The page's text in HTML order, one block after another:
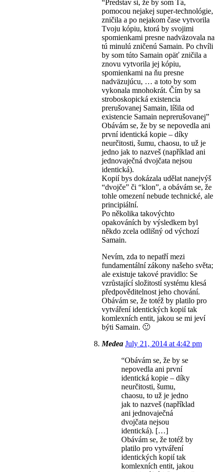
“Predstav si, že by som Ťa,
pomocou nejakej super-technológie,
zničila a po nejakom čase vytvorila
Tvoju kópiu, ktorá by svojimi
spomienkami presne nadväzovala na
tú minulú zničenú Samain. Po chvíli
by som túto Samain opäť zničila a
znovu vytvorila jej kópiu,
spomienkami na ňu presne
nadväzujúcu, … a toto by som
vykonala mnohokrát. Čím by sa
stroboskopická existencia
prerušovanej Samain, líšila od
existencie Samain neprerušovanej”
Obávám se, že by se nepovedla ani
první identická kopie – díky
neurčitosti, šumu, chaosu, to už je
jedno jak to nazveš (například ani
jednovaječná dvojčata nejsou
identická).
Kopií bys dokázala udělat nanejvýš
“dvojče” či “klon”, a obávám se, že
tohle omezení nebude technické, ale
principiální.
Po několika takovýchto
opakováních by výsledkem byl
někdo zcela odlišný od výchozí
Samain.
Nevím, zda to nepatří mezi
fundamentální zákony našeho světa;
ale existuje takové pravidlo: Se
vzrůstající složitostí systému klesá
předpověditelnost jeho chování.
Obávám se, že totéž by platilo pro
vytváření identických kopií tak
komlexních entit, jakou se mi jeví
býti Samain. 🙂
Medea July 21, 2014 at 4:42 pm
“Obávám se, že by se
nepovedla ani první
identická kopie – díky
neurčitosti, šumu,
chaosu, to už je jedno
jak to nazveš (například
ani jednovaječná
dvojčata nejsou
identická). […]
Obávám se, že totéž by
platilo pro vytváření
identických kopií tak
komlexních entit, jakou